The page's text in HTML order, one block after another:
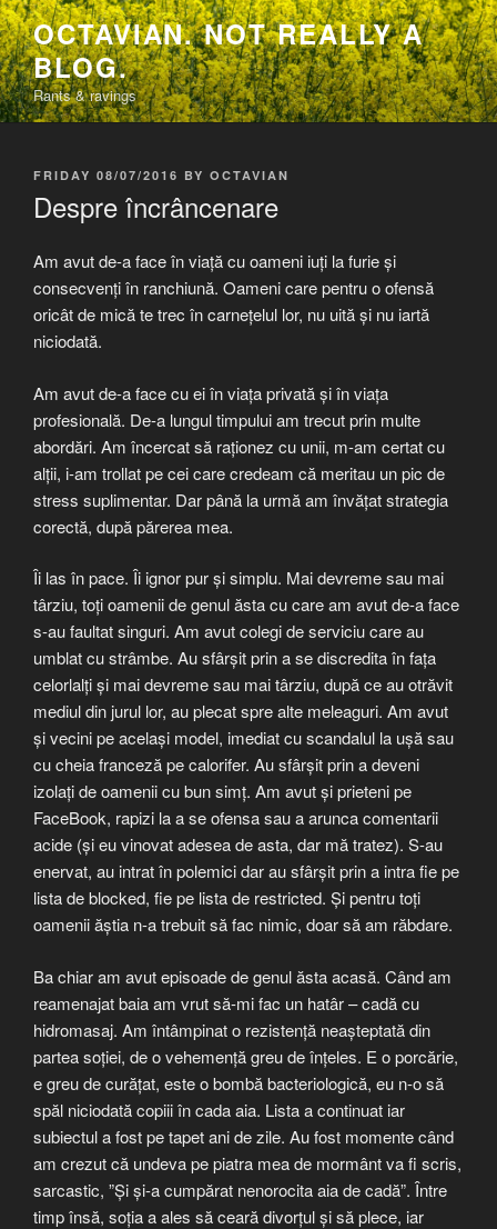
Skip
to
content
OCTAVIAN. NOT REALLY A
BLOG.
Rants & ravings
POSTED
FRIDAY 08/07/2016 BY OCTAVIAN
Despre încrâncenare
Am avut de-a face în viață cu oameni iuți la furie și
consecvenți în ranchiună. Oameni care pentru o ofensă
oricât de mică te trec în carnețelul lor, nu uită și nu iartă
niciodată.
Am avut de-a face cu ei în viața privată și în viața
profesională. De-a lungul timpului am trecut prin multe
abordări. Am încercat să raționez cu unii, m-am certat cu
alții, i-am trollat pe cei care credeam că meritau un pic de
stress suplimentar. Dar până la urmă am învățat strategia
corectă, după părerea mea.
Îi las în pace. Îi ignor pur și simplu. Mai devreme sau mai
târziu, toți oamenii de genul ăsta cu care am avut de-a face
s-au faultat singuri. Am avut colegi de serviciu care au
umblat cu strâmbe. Au sfârșit prin a se discredita în fața
celorlalți și mai devreme sau mai târziu, după ce au otrăvit
mediul din jurul lor, au plecat spre alte meleaguri. Am avut
și vecini pe același model, imediat cu scandalul la ușă sau
cu cheia franceză pe calorifer. Au sfârșit prin a deveni
izolați de oamenii cu bun simț. Am avut și prieteni pe
FaceBook, rapizi la a se ofensa sau a arunca comentarii
acide (și eu vinovat adesea de asta, dar mă tratez). S-au
enervat, au intrat în polemici dar au sfârșit prin a intra fie pe
lista de blocked, fie pe lista de restricted. Și pentru toți
oamenii ăștia n-a trebuit să fac nimic, doar să am răbdare.
Ba chiar am avut episoade de genul ăsta acasă. Când am
reamenajat baia am vrut să-mi fac un hatâr – cadă cu
hidromasaj. Am întâmpinat o rezistență neașteptată din
partea soției, de o vehemență greu de înțeles. E o porcărie,
e greu de curățat, este o bombă bacteriologică, eu n-o să
spăl niciodată copiii în cada aia. Lista a continuat iar
subiectul a fost pe tapet ani de zile. Au fost momente când
am crezut că undeva pe piatra mea de mormânt va fi scris,
sarcastic, ”Și și-a cumpărat nenorocita aia de cadă”. Între
timp însă, soția a ales să ceară divorțul și să plece, iar